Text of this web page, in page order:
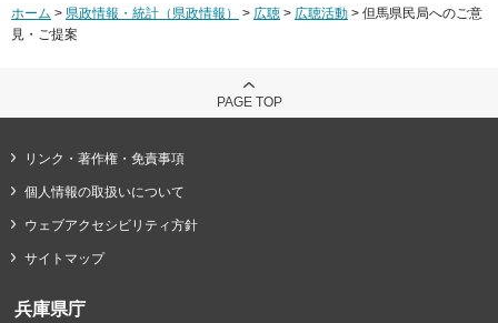
ホーム > 県政情報・統計（県政情報） > 広聴 > 広聴活動 > 但馬県民局へのご意
見・ご提案
PAGE TOP
リンク・著作権・免責事項
個人情報の取扱いについて
ウェブアクセシビリティ方針
サイトマップ
兵庫県庁